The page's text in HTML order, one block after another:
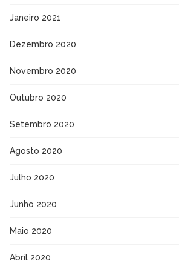
Janeiro 2021
Dezembro 2020
Novembro 2020
Outubro 2020
Setembro 2020
Agosto 2020
Julho 2020
Junho 2020
Maio 2020
Abril 2020